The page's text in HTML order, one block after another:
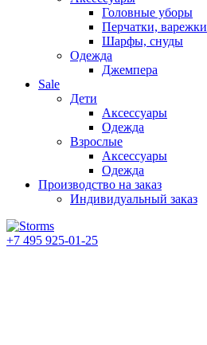
Головные уборы
Перчатки, варежки
Шарфы, снуды
Одежда
Джемпера
Sale
Дети
Аксессуары
Одежда
Взрослые
Аксессуары
Одежда
Производство на заказ
Индивидуальный заказ
+7 495 925-01-25